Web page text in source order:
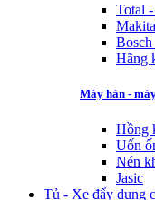
Total
Hãng
Máy hàn -
Hồng
Uốn
Nén
Jasic
Tủ - Xe đẩy dụng